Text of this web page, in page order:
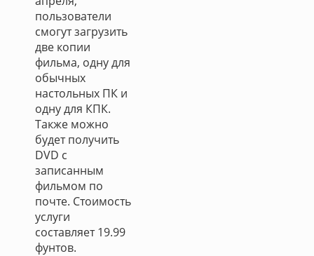
пользователи
смогут загрузить
две копии
фильма, одну для
обычных
настольных ПК и
одну для КПК.
Также можно
будет получить
DVD с
записанным
фильмом по
почте. Стоимость
услуги
составляет 19.99
фунтов.